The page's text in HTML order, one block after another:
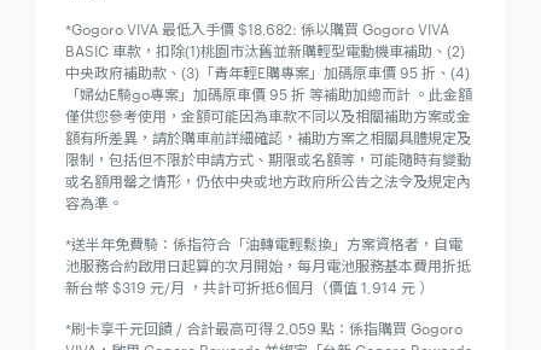
*Gogoro VIVA 最低入手價 $18,682: 係以購買 Gogoro VIVA
BASIC 車款，扣除(1)桃園市汰舊並新購輕型電動機車補助、(2)
中央政府補助款、(3)「青年輕E購專案」加碼原車價 95 折、(4)
「婦幼E騎go專案」加碼原車價 95 折 等補助加總而計 。此金額
僅供您參考使用，金額可能因為車款不同以及相關補助方案或金
額有所差異，請於購車前詳細確認，補助方案之相關具體規定及
限制，包括但不限於申請方式、期限或名額等，可能隨時有變動
或名額用罄之情形，仍依中央或地方政府所公告之法令及規定內
容為準。
*送半年免費騎：係指符合「油轉電輕鬆換」方案資格者，自電
池服務合約啟用日起算的次月開始，每月電池服務基本費用折抵
新台幣 $319 元/月 ，共計可折抵6個月（價值 1,914 元 ）
*刷卡享千元回饋 / 合計最高可得 2,059 點：係指購買 Gogoro